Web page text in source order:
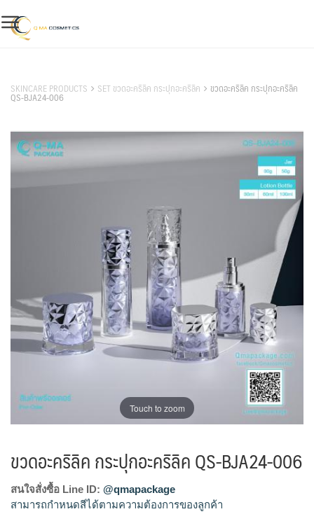
to
content
SKINCARE PRODUCTS SET ขวดอะคริลิค กระปุกอะคริลิค ขวดอะคริลิค กระปุกอะคริลิค
QS-BJA24-006
Touch to zoom
ขวดอะคริลิค กระปุกอะคริลิค QS-BJA24-006
สนใจสั่งซื้อ Line ID: @qmapackage
สามารถกำหนดสีได้ตามความต้องการของลูกค้า